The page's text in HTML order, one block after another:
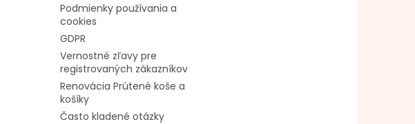
Podmienky používania a
cookies
GDPR
Vernostné zľavy pre
registrovaných zákazníkov
Renovácia Prútené koše a
košíky
Často kladené otázky